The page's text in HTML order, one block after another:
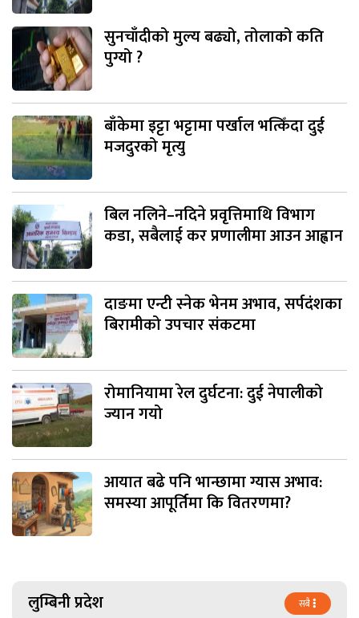
सुनचाँदीको मुल्य बढ्यो, तोलाको कति
पुग्यो ?
बाँकेमा इट्टा भट्टामा पर्खाल भत्किँदा दुई
मजदुरको मृत्यु
बिल नलिने–नदिने प्रवृत्तिमाथि विभाग
कडा, सबैलाई कर प्रणालीमा आउन आह्वान
दाङमा एन्टी स्नेक भेनम अभाव, सर्पदंशका
बिरामीको उपचार संकटमा
रोमानियामा रेल दुर्घटना: दुई नेपालीको
ज्यान गयो
आयात बढे पनि भान्छामा ग्यास अभाव:
समस्या आपूर्तिमा कि वितरणमा?
लुम्बिनी प्रदेश सबै